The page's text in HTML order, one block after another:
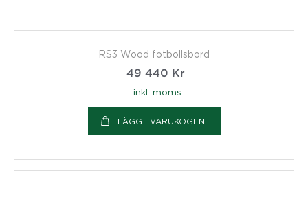
RS3 Wood fotbollsbord
49 440 Kr
inkl. moms
LÄGG I VARUKOGEN